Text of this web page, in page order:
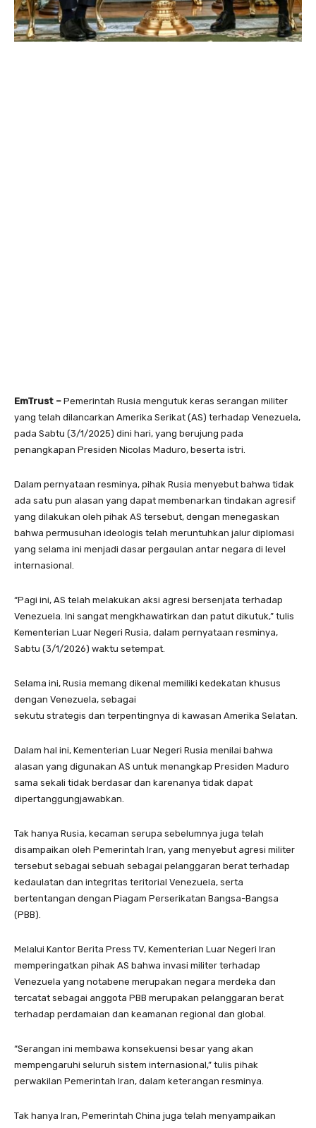
EmTrust – Pemerintah Rusia mengutuk keras serangan militer
yang telah dilancarkan Amerika Serikat (AS) terhadap Venezuela,
pada Sabtu (3/1/2025) dini hari, yang berujung pada
penangkapan Presiden Nicolas Maduro, beserta istri.
Dalam pernyataan resminya, pihak Rusia menyebut bahwa tidak
ada satu pun alasan yang dapat membenarkan tindakan agresif
yang dilakukan oleh pihak AS tersebut, dengan menegaskan
bahwa permusuhan ideologis telah meruntuhkan jalur diplomasi
yang selama ini menjadi dasar pergaulan antar negara di level
internasional.
“Pagi ini, AS telah melakukan aksi agresi bersenjata terhadap
Venezuela. Ini sangat mengkhawatirkan dan patut dikutuk,” tulis
Kementerian Luar Negeri Rusia, dalam pernyataan resminya,
Sabtu (3/1/2026) waktu setempat.
Selama ini, Rusia memang dikenal memiliki kedekatan khusus
dengan Venezuela, sebagai
sekutu strategis dan terpentingnya di kawasan Amerika Selatan.
Dalam hal ini, Kementerian Luar Negeri Rusia menilai bahwa
alasan yang digunakan AS untuk menangkap Presiden Maduro
sama sekali tidak berdasar dan karenanya tidak dapat
dipertanggungjawabkan.
Tak hanya Rusia, kecaman serupa sebelumnya juga telah
disampaikan oleh Pemerintah Iran, yang menyebut agresi militer
tersebut sebagai sebuah sebagai pelanggaran berat terhadap
kedaulatan dan integritas teritorial Venezuela, serta
bertentangan dengan Piagam Perserikatan Bangsa-Bangsa
(PBB).
Melalui Kantor Berita Press TV, Kementerian Luar Negeri Iran
memperingatkan pihak AS bahwa invasi militer terhadap
Venezuela yang notabene merupakan negara merdeka dan
tercatat sebagai anggota PBB merupakan pelanggaran berat
terhadap perdamaian dan keamanan regional dan global.
“Serangan ini membawa konsekuensi besar yang akan
mempengaruhi seluruh sistem internasional,” tulis pihak
perwakilan Pemerintah Iran, dalam keterangan resminya.
Tak hanya Iran, Pemerintah China juga telah menyampaikan